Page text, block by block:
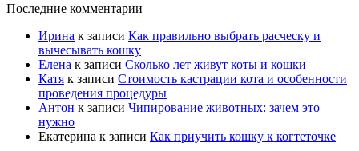
Последние комментарии
Ирина к записи Как правильно выбрать расческу и
вычесывать кошку
Елена к записи Сколько лет живут коты и кошки
Катя к записи Стоимость кастрации кота и особенности
проведения процедуры
Антон к записи Чипирование животных: зачем это
нужно
Екатерина к записи Как приучить кошку к когтеточке